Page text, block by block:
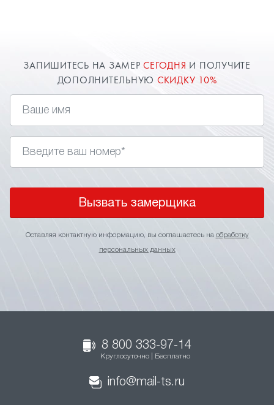
ЗАПИШИТЕСЬ НА ЗАМЕРСЕГОДНЯ И ПОЛУЧИТЕ
ДОПОЛНИТЕЛЬНУЮ СКИДКУ 10%
Вызвать замерщика
Оставляя контактную информацию, вы соглашаетесь на обработку
персональных данных
8 800 333-97-14
Круглосуточно | Бесплатно
info@mail-ts.ru